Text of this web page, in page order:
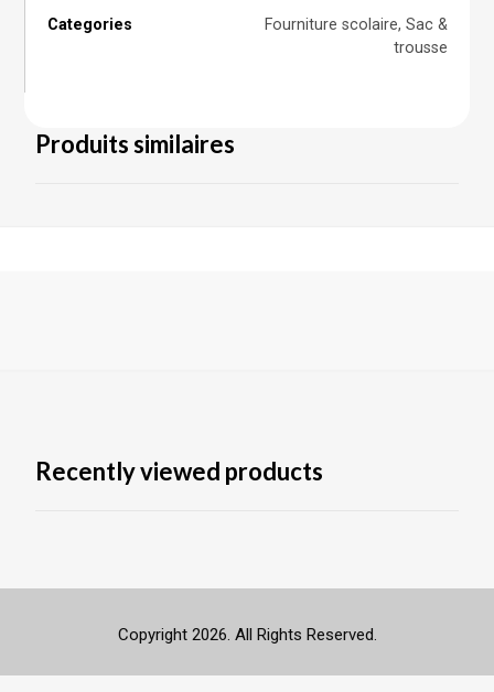
Categories Fourniture scolaire, Sac &
trousse
Produits similaires
Recently viewed products
Copyright 2026. All Rights Reserved.